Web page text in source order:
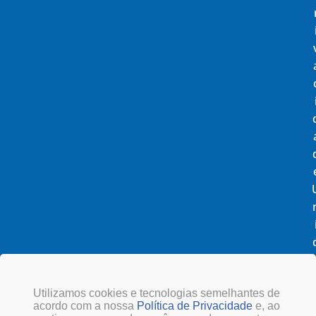
Utilizamos cookies e tecnologias semelhantes de
acordo com a nossa Política de Privacidade e, ao